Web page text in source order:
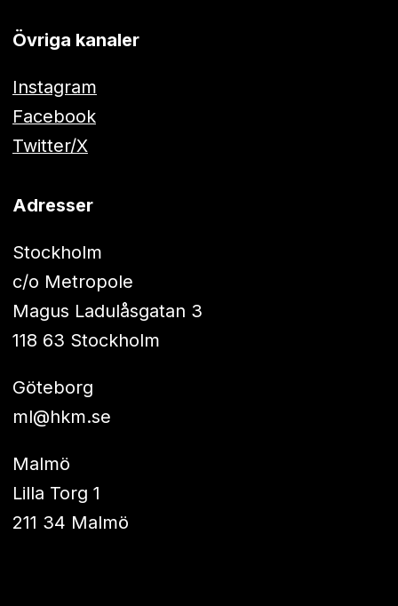
Övriga kanaler
Instagram
Facebook
Twitter/X
Adresser
Stockholm
c/o Metropole
Magus Ladulåsgatan 3
118 63 Stockholm
Göteborg
ml@hkm.se
Malmö
Lilla Torg 1
211 34 Malmö